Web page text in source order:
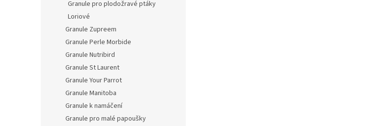
Granule pro plodožravé ptáky
Loriové
Granule Zupreem
Granule Perle Morbide
Granule Nutribird
Granule St Laurent
Granule Your Parrot
Granule Manitoba
Granule k namáčení
Granule pro malé papoušky